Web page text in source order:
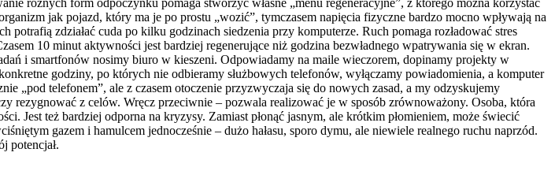
różnych form odpoczynku pomaga stworzyć własne „menu regeneracyjne”, z którego można korzystać
jak pojazd, który ma je po prostu „wozić”, tymczasem napięcia fizyczne bardzo mocno wpływają na
zdziałać cuda po kilku godzinach siedzenia przy komputerze. Ruch pomaga rozładować stres
10 minut aktywności jest bardziej regenerujące niż godzina bezwładnego wpatrywania się w ekran.
i smartfonów nosimy biuro w kieszeni. Odpowiadamy na maile wieczorem, dopinamy projekty w
godziny, po których nie odbieramy służbowych telefonów, wyłączamy powiadomienia, a komputer
„pod telefonem”, ale z czasem otoczenie przyzwyczaja się do nowych zasad, a my odzyskujemy
rezygnować z celów. Wręcz przeciwnie – pozwala realizować je w sposób zrównoważony. Osoba, która
Jest też bardziej odporna na kryzysy. Zamiast płonąć jasnym, ale krótkim płomieniem, może świecić
gazem i hamulcem jednocześnie – dużo hałasu, sporo dymu, ale niewiele realnego ruchu naprzód.
potencjał.